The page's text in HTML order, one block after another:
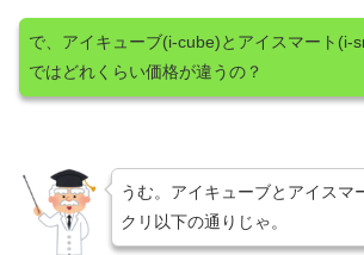
で、アイキューブ(i-cube)とアイスマート(i-
ではどれくらい価格が違うの？
うむ。アイキューブとアイスマ
クリ以下の通りじゃ。